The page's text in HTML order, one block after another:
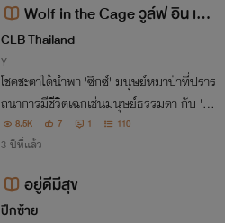
Wolf in the Cage วูล์ฟ อิน เดอ
ะ เคจ
CLB Thailand
Y
โชคชะตาได้นำพา 'ซิกซ์' มนุษย์หมาป่าที่ปราร
ถนาการมีชีวิตเฉกเช่นมนุษย์ธรรมดา กับ 'มา
ร์ลอน เคจ' มาเฟียหนุ่มเลือดเย็นไร้หัวใจ ให้
มาร่วมเดินบนเส้นทางคู่ขนานที่เต็มไปด้วยอุ
8.5K 7 1 110
3 ปีที่แล้ว
อยู่ดีมีสุข
ปีกซ้าย